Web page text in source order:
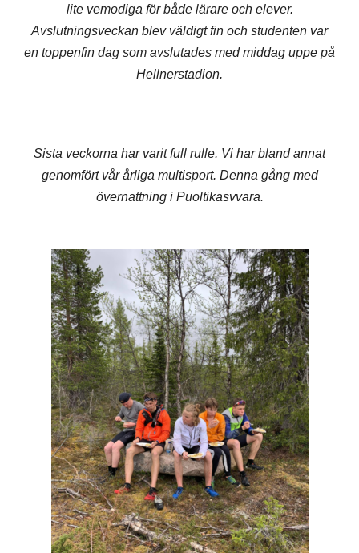
lite vemodiga för både lärare och elever.
Avslutningsveckan blev väldigt fin och studenten var
en toppenfin dag som avslutades med middag uppe på
Hellnerstadion.
Sista veckorna har varit full rulle. Vi har bland annat
genomfört vår årliga multisport. Denna gång med
övernattning i Puoltikasvvara.